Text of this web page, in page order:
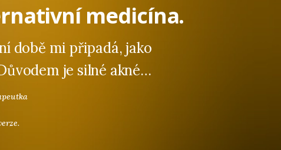
medicína.
době mi připadá, jako
je silné akné…